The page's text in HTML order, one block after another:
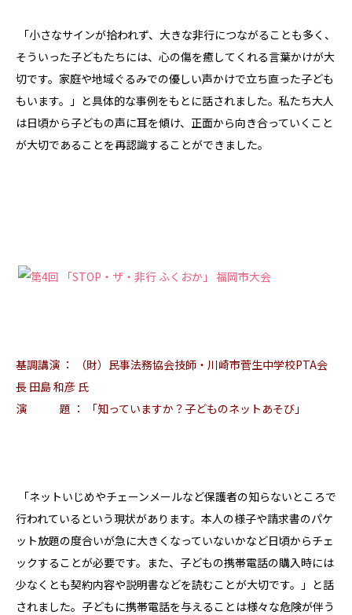
「小さなサインが拾われず、大きな非行につながることも多く、
そういった子どもたちには、心の傷を癒してくれる言葉かけが大
切です。家庭や地域ぐるみでの優しい声かけで立ち直った子ども
もいます。」と具体的な事例をもとに話されました。私たち大人
は日頃から子どもの声に耳を傾け、正面から向き合っていくこと
が大切であることを再認識することができました。
基調講演 ： （財）民事法務協会技師・川崎市菅生中学校PTA会
長 田島 和彦 氏
演 題 ： 「知っていますか？子どものネットあそび」
「ネットいじめやチェーンメールなど保護者の知らないところで
行われているという現状があります。本人の様子や請求書のパケ
ット放題の度合いが急に大きくなっていないかなど日頃からチェ
ックすることが必要です。また、子どもの携帯電話の購入時には
少なくとも契約内容や説明書などを読むことが大切です。」と話
されました。子どもに携帯電話を与えることは様々な危険が伴う